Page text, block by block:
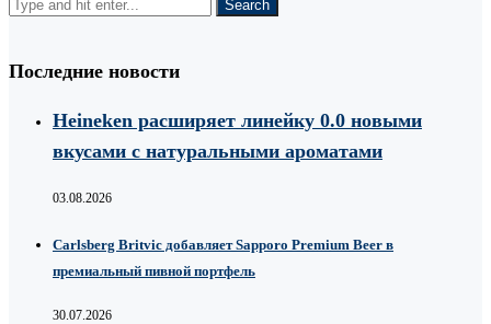
Последние новости
Heineken расширяет линейку 0.0 новыми
вкусами с натуральными ароматами
03.08.2026
Carlsberg Britvic добавляет Sapporo Premium Beer в
премиальный пивной портфель
30.07.2026